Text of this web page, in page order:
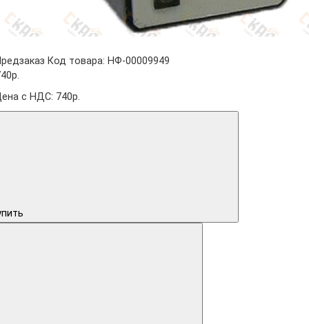
Код товара: НФ-00009949
с НДС: 740р.